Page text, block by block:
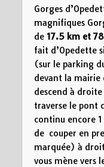
Gorges
magnifiques
de 17.5 kmet
fait d’Opedette
(sur le parking
devant la mairie
descend à
traverse le pont
continu encore
de couper en
marquée) à
vous mène vers